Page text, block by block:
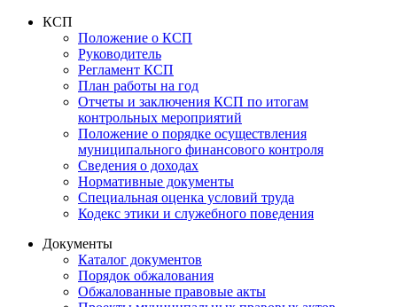
КСП
Положение о КСП
Руководитель
Регламент КСП
План работы на год
Отчеты и заключения КСП по итогам
контрольных мероприятий
Положение о порядке осуществления
муниципального финансового контроля
Сведения о доходах
Нормативные документы
Специальная оценка условий труда
Кодекс этики и служебного поведения
Документы
Каталог документов
Порядок обжалования
Обжалованные правовые акты